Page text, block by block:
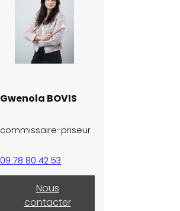
Gwenola BOVIS
commissaire-priseur
09 78 80 42 53
Nous
contacter